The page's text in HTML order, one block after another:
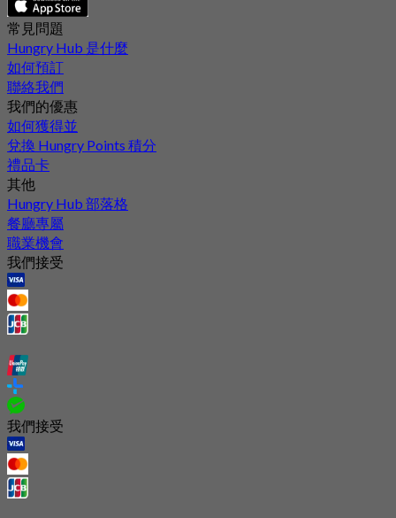
常見問題
Hungry Hub 是什麼
如何預訂
聯絡我們
我們的優惠
如何獲得並
兌換 Hungry Points 積分
禮品卡
其他
Hungry Hub 部落格
餐廳專屬
職業機會
我們接受
我們接受